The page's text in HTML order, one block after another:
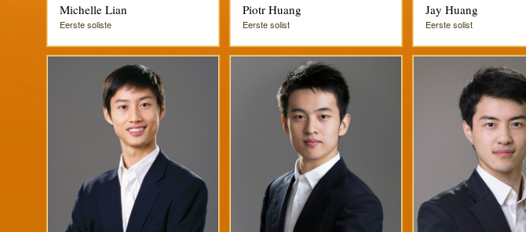
Michelle Lian
Eerste soliste
Piotr Huang
Eerste solist
Jay Huang
Eerste solist